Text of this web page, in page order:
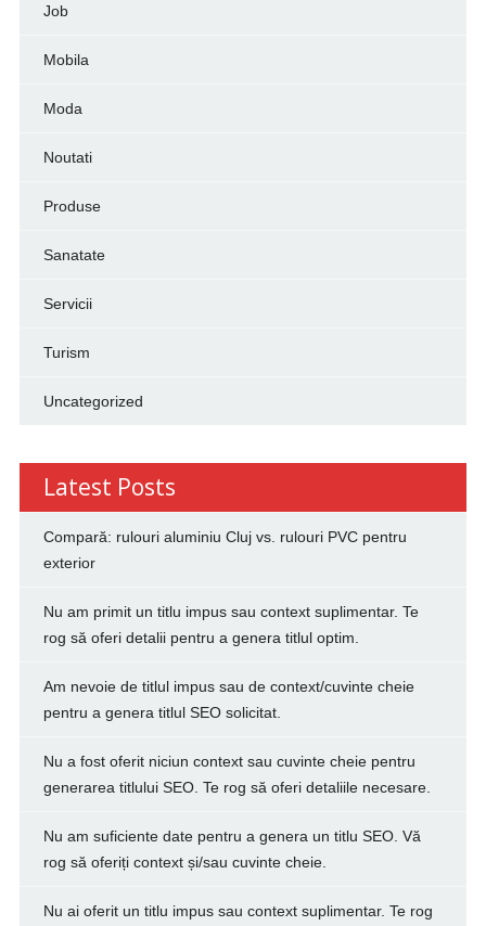
Job
Mobila
Moda
Noutati
Produse
Sanatate
Servicii
Turism
Uncategorized
Latest Posts
Compară: rulouri aluminiu Cluj vs. rulouri PVC pentru
exterior
Nu am primit un titlu impus sau context suplimentar. Te
rog să oferi detalii pentru a genera titlul optim.
Am nevoie de titlul impus sau de context/cuvinte cheie
pentru a genera titlul SEO solicitat.
Nu a fost oferit niciun context sau cuvinte cheie pentru
generarea titlului SEO. Te rog să oferi detaliile necesare.
Nu am suficiente date pentru a genera un titlu SEO. Vă
rog să oferiți context și/sau cuvinte cheie.
Nu ai oferit un titlu impus sau context suplimentar. Te rog